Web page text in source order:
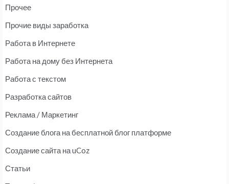
Прочее
Прочие виды заработка
Работа в Интернете
Работа на дому без Интернета
Работа с текстом
Разработка сайтов
Реклама / Маркетинг
Создание блога на бесплатной блог платформе
Создание сайта на uCoz
Статьи